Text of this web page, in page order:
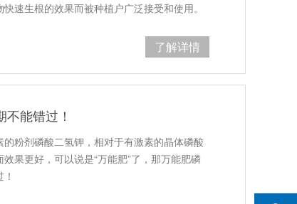
速生根的效果而被种植户广泛接受和使用。
了解详情
能错过！
粉剂磷酸二氢钾，相对于有激素的晶体磷酸
果更好，可以说是“万能肥”了，那万能肥磷